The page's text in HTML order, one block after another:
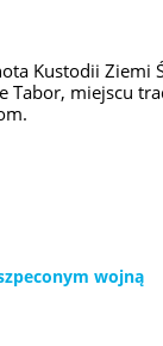
Kustodii Ziemi
Tabor, miejscu
wojną